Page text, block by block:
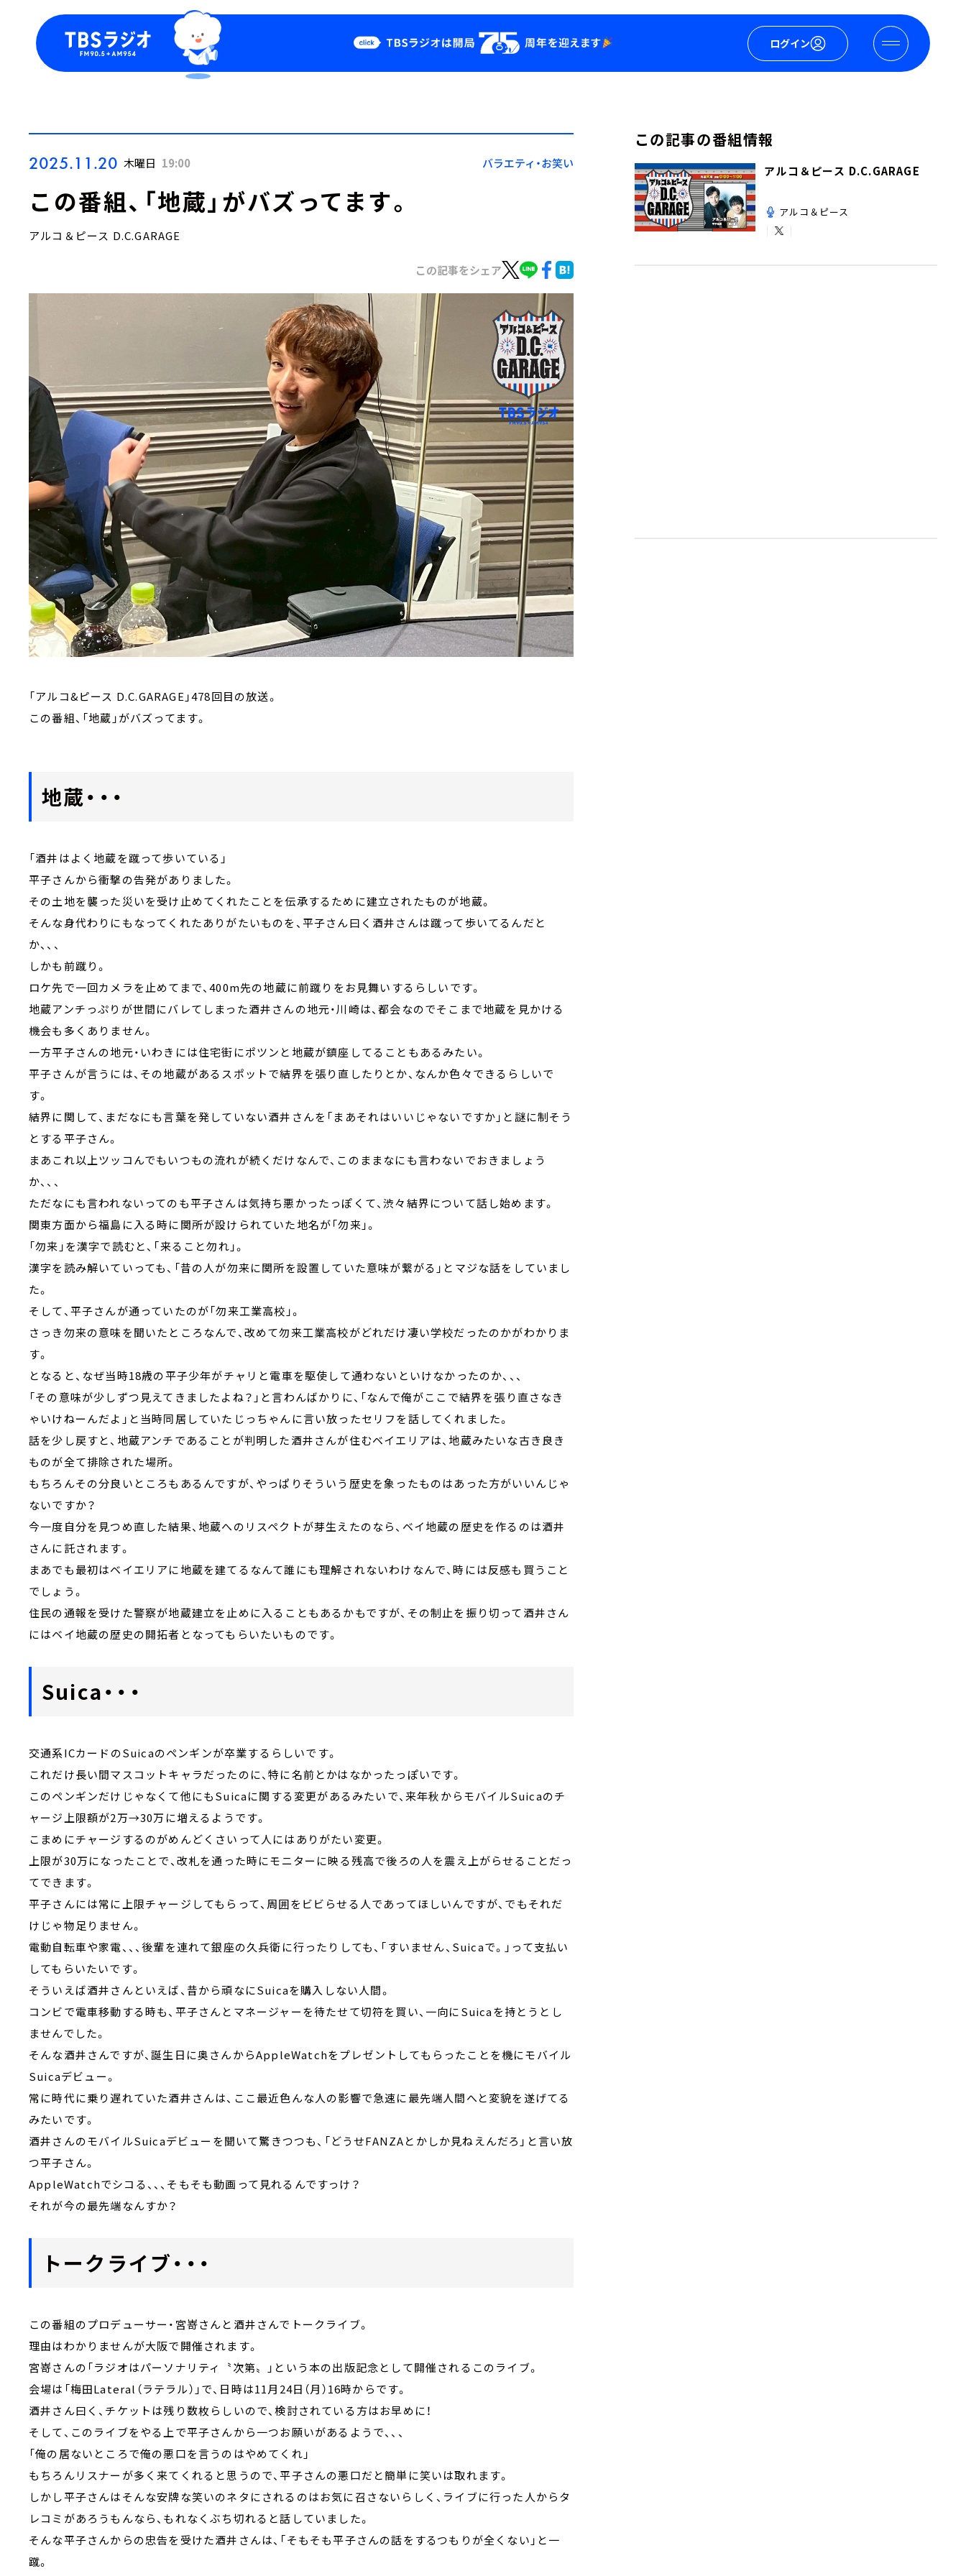
ログイン
Podcast
YouTube
会社情報
2025.11.20 木曜日 19:00 バラエティ・お笑い
この番組、「地蔵」がバズってます。
アルコ＆ピース D.C.GARAGE
この記事をシェア
「アルコ&ピース D.C.GARAGE」478回目の放送。
この番組、「地蔵」がバズってます。
地蔵・・・
「酒井はよく地蔵を蹴って歩いている」
平子さんから衝撃の告発がありました。
その土地を襲った災いを受け止めてくれたことを伝承するために建立されたものが地蔵。
そんな身代わりにもなってくれたありがたいものを、平子さん曰く酒井さんは蹴って歩いてるんだと
か、、、
しかも前蹴り。
ロケ先で一回カメラを止めてまで、400m先の地蔵に前蹴りをお見舞いするらしいです。
地蔵アンチっぷりが世間にバレてしまった酒井さんの地元・川崎は、都会なのでそこまで地蔵を見かける
機会も多くありません。
一方平子さんの地元・いわきには住宅街にポツンと地蔵が鎮座してることもあるみたい。
平子さんが言うには、その地蔵があるスポットで結界を張り直したりとか、なんか色々できるらしいで
す。
結界に関して、まだなにも言葉を発していない酒井さんを「まあそれはいいじゃないですか」と謎に制そう
とする平子さん。
まあこれ以上ツッコんでもいつもの流れが続くだけなんで、このままなにも言わないでおきましょう
か、、、
ただなにも言われないってのも平子さんは気持ち悪かったっぽくて、渋々結界について話し始めます。
関東方面から福島に入る時に関所が設けられていた地名が「勿来」。
「勿来」を漢字で読むと、「来ること勿れ」。
漢字を読み解いていっても、「昔の人が勿来に関所を設置していた意味が繋がる」とマジな話をしていまし
た。
そして、平子さんが通っていたのが「勿来工業高校」。
さっき勿来の意味を聞いたところなんで、改めて勿来工業高校がどれだけ凄い学校だったのかがわかりま
す。
となると、なぜ当時18歳の平子少年がチャリと電車を駆使して通わないといけなかったのか、、、
「その意味が少しずつ見えてきましたよね？」と言わんばかりに、「なんで俺がここで結界を張り直さなき
ゃいけねーんだよ」と当時同居していたじっちゃんに言い放ったセリフを話してくれました。
話を少し戻すと、地蔵アンチであることが判明した酒井さんが住むベイエリアは、地蔵みたいな古き良き
ものが全て排除された場所。
もちろんその分良いところもあるんですが、やっぱりそういう歴史を象ったものはあった方がいいんじゃ
ないですか？
今一度自分を見つめ直した結果、地蔵へのリスペクトが芽生えたのなら、ベイ地蔵の歴史を作るのは酒井
さんに託されます。
まあでも最初はベイエリアに地蔵を建てるなんて誰にも理解されないわけなんで、時には反感も買うこと
でしょう。
住民の通報を受けた警察が地蔵建立を止めに入ることもあるかもですが、その制止を振り切って酒井さん
にはベイ地蔵の歴史の開拓者となってもらいたいものです。
Suica・・・
交通系ICカードのSuicaのペンギンが卒業するらしいです。
これだけ長い間マスコットキャラだったのに、特に名前とかはなかったっぽいです。
このペンギンだけじゃなくて他にもSuicaに関する変更があるみたいで、来年秋からモバイルSuicaのチ
ャージ上限額が2万→30万に増えるようです。
こまめにチャージするのがめんどくさいって人にはありがたい変更。
上限が30万になったことで、改札を通った時にモニターに映る残高で後ろの人を震え上がらせることだっ
てできます。
平子さんには常に上限チャージしてもらって、周囲をビビらせる人であってほしいんですが、でもそれだ
けじゃ物足りません。
電動自転車や家電、、、後輩を連れて銀座の久兵衛に行ったりしても、「すいません、Suicaで。」って支払い
してもらいたいです。
そういえば酒井さんといえば、昔から頑なにSuicaを購入しない人間。
コンビで電車移動する時も、平子さんとマネージャーを待たせて切符を買い、一向にSuicaを持とうとし
ませんでした。
そんな酒井さんですが、誕生日に奥さんからAppleWatchをプレゼントしてもらったことを機にモバイル
Suicaデビュー。
常に時代に乗り遅れていた酒井さんは、ここ最近色んな人の影響で急速に最先端人間へと変貌を遂げてる
みたいです。
酒井さんのモバイルSuicaデビューを聞いて驚きつつも、「どうせFANZAとかしか見ねえんだろ」と言い放
つ平子さん。
AppleWatchでシコる、、、そもそも動画って見れるんですっけ？
それが今の最先端なんすか？
トークライブ・・・
この番組のプロデューサー・宮嵜さんと酒井さんでトークライブ。
理由はわかりませんが大阪で開催されます。
宮嵜さんの「ラジオはパーソナリティ〝次第〟」という本の出版記念として開催されるこのライブ。
会場は「梅田Lateral（ラテラル）」で、日時は11月24日（月）16時からです。
酒井さん曰く、チケットは残り数枚らしいので、検討されている方はお早めに！
そして、このライブをやる上で平子さんから一つお願いがあるようで、、、
「俺の居ないところで俺の悪口を言うのはやめてくれ」
もちろんリスナーが多く来てくれると思うので、平子さんの悪口だと簡単に笑いは取れます。
しかし平子さんはそんな安牌な笑いのネタにされるのはお気に召さないらしく、ライブに行った人からタ
レコミがあろうもんなら、もれなくぶち切れると話していました。
そんな平子さんからの忠告を受けた酒井さんは、「そもそも平子さんの話をするつもりが全くない」と一
蹴。
この記事の番組情報
アルコ＆ピース D.C.GARAGE
アルコ＆ピース